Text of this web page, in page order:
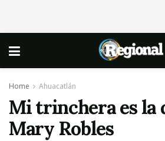
Home Ahuacatlán
Mi trinchera es la
Mary Robles